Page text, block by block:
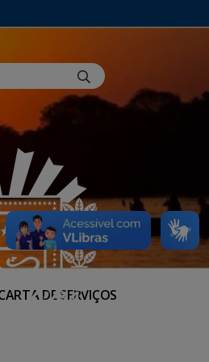
DE SERVIÇOS